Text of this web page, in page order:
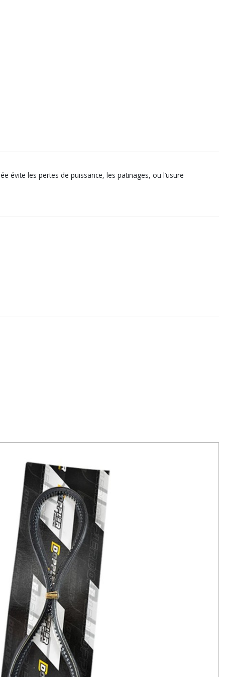
évite les pertes de puissance, les patinages, ou l’usure